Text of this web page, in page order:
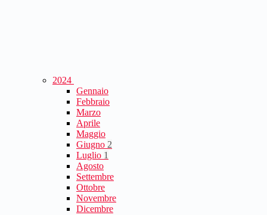
2024
Gennaio
Febbraio
Marzo
Aprile
Maggio
Giugno 2
Luglio 1
Agosto
Settembre
Ottobre
Novembre
Dicembre